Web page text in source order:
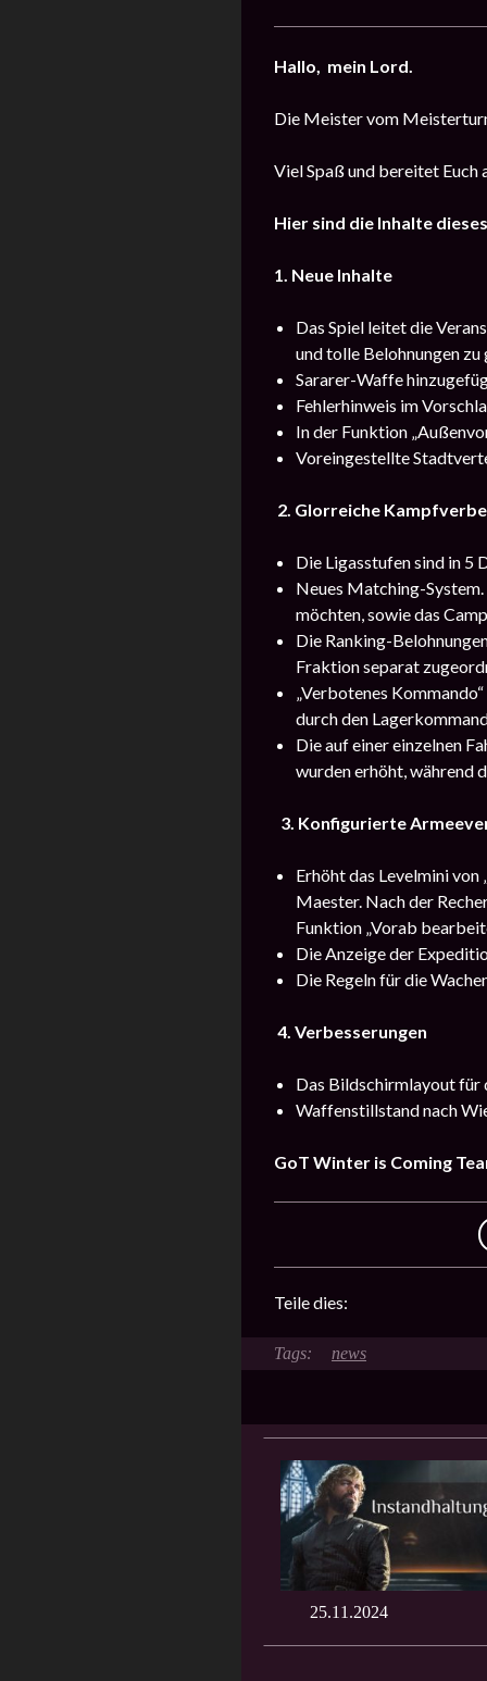
Hallo, mein Lord.
Die Meister vom
Viel Spaß und bereitet Euch
Hier sind die Inhalte
1. Neue Inhalte
Das Spiel leitet die
und tolle Belohnungen zu
Sararer-Waffe
Fehlerhinweis im
In der Funktion
Voreingestellte
2. Glorreiche
Die Ligasstufen sind in 5
Neues Matching-System.
möchten, sowie das
Die Ranking-
Fraktion separat
„Verbotenes
durch den
Die auf einer einzelnen
wurden erhöht, während
3. Konfigurierte
Erhöht das Levelmini von
Maester. Nach der
Funktion „Vorab
Die Anzeige der
Die Regeln für die
4. Verbesserungen
Das Bildschirmlayout für
Waffenstillstand nach
GoT Winter is Coming
Teile dies:
news
25.11.2024